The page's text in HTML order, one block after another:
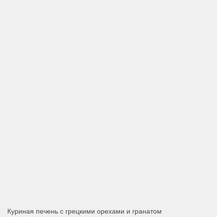
Куриная печень с грецкими орехами и гранатом